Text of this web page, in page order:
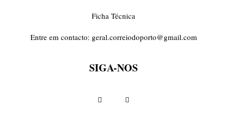
Ficha Técnica
Entre em contacto: geral.correiodoporto@gmail.com
SIGA-NOS